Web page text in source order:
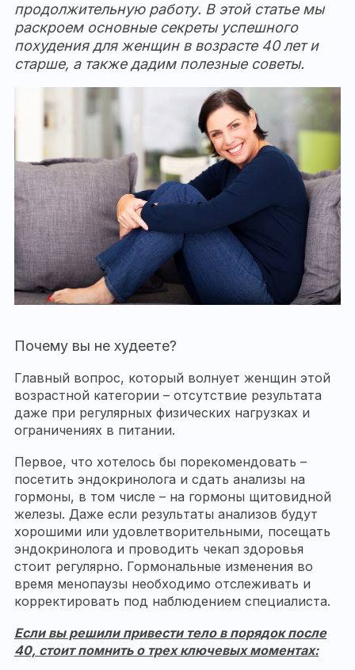
продолжительную работу. В этой статье мы
раскроем основные секреты успешного
похудения для женщин в возрасте 40 лет и
старше, а также дадим полезные советы.
Почему вы не худеете?
Главный вопрос, который волнует женщин этой
возрастной категории – отсутствие результата
даже при регулярных физических нагрузках и
ограничениях в питании.
Первое, что хотелось бы порекомендовать –
посетить эндокринолога и сдать анализы на
гормоны, в том числе – на гормоны щитовидной
железы. Даже если результаты анализов будут
хорошими или удовлетворительными, посещать
эндокринолога и проводить чекап здоровья
стоит регулярно. Гормональные изменения во
время менопаузы необходимо отслеживать и
корректировать под наблюдением специалиста.
Если вы решили привести тело в порядок после
40, стоит помнить о трех ключевых моментах: